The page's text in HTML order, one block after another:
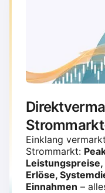
Einklang
Strommarkt:
Erlöse,
Einnahmen –